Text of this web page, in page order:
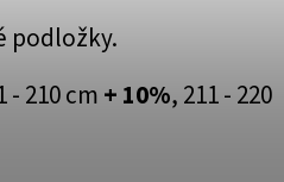
podložky.
210 cm + 10%, 211 - 220